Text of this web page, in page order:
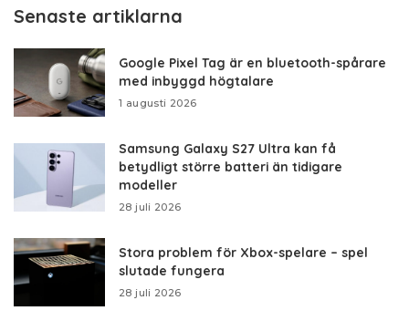
Senaste artiklarna
Google Pixel Tag är en bluetooth-spårare
med inbyggd högtalare
1 augusti 2026
Samsung Galaxy S27 Ultra kan få
betydligt större batteri än tidigare
modeller
28 juli 2026
Stora problem för Xbox-spelare – spel
slutade fungera
28 juli 2026